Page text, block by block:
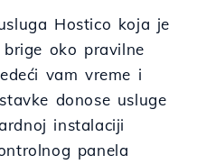
Hostico koja je
oko pravilne
vam vreme i
donose usluge
instalaciji
panela